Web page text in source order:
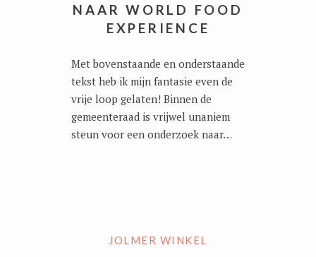
NAAR WORLD FOOD
EXPERIENCE
Met bovenstaande en onderstaande
tekst heb ik mijn fantasie even de
vrije loop gelaten! Binnen de
gemeenteraad is vrijwel unaniem
steun voor een onderzoek naar…
JOLMER WINKEL